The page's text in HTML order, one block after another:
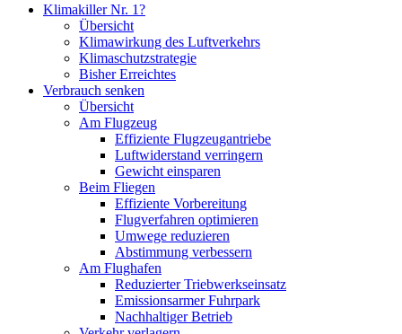
Klimakiller Nr. 1?
Übersicht
Klimawirkung des Luftverkehrs
Klimaschutzstrategie
Bisher Erreichtes
Verbrauch senken
Übersicht
Am Flugzeug
Effiziente Flugzeugantriebe
Luftwiderstand verringern
Gewicht einsparen
Beim Fliegen
Effiziente Vorbereitung
Flugverfahren optimieren
Umwege reduzieren
Abstimmung verbessern
Am Flughafen
Reduzierter Triebwerkseinsatz
Emissionsarmer Fuhrpark
Nachhaltiger Betrieb